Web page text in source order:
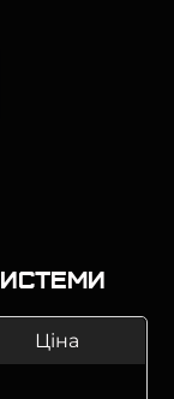
Ціна